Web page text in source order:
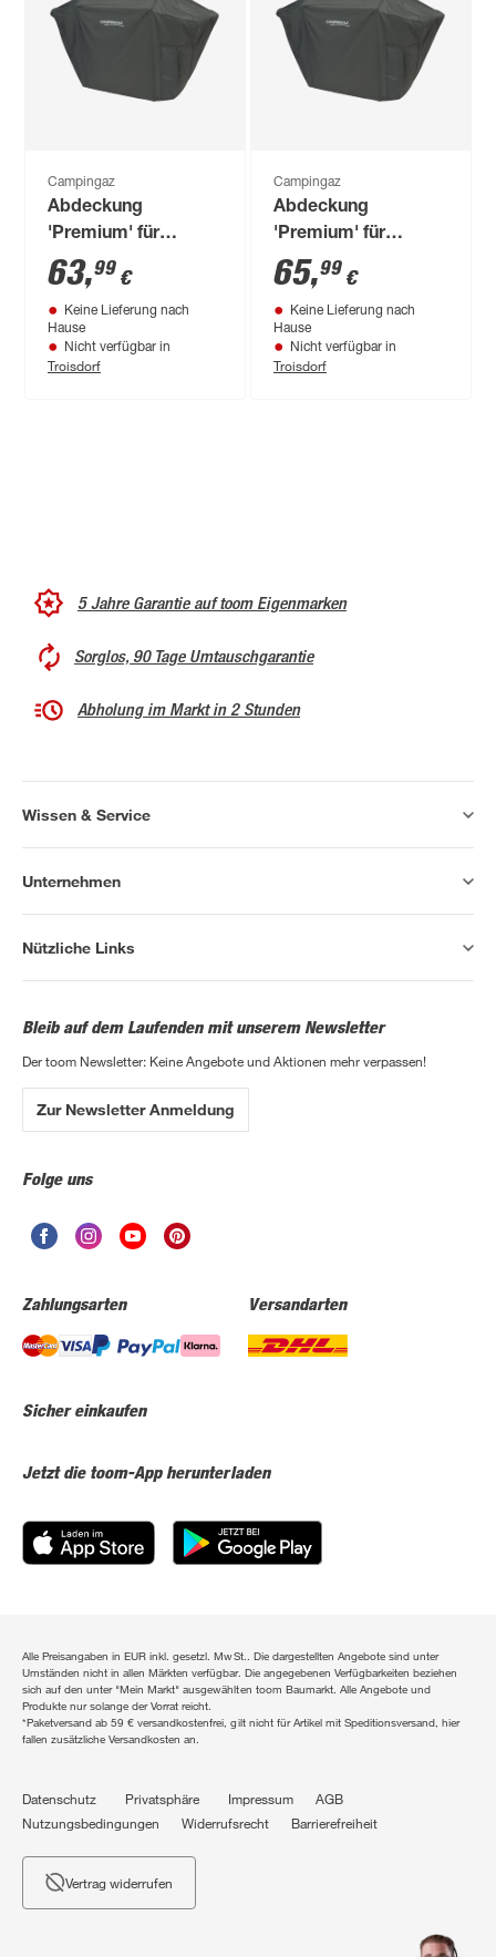
Campingaz
Abdeckung
'Premium' für
gasgrill Polyester
146 x 65 x 118 cm
63,99 €
Keine Lieferung nach
Hause
Nicht verfügbar in
Troisdorf
Campingaz
Abdeckung
'Premium' für
Gasgrill Polyester
159 x 65 x 118 cm
65,99 €
Keine Lieferung nach
Hause
Nicht verfügbar in
Troisdorf
5 Jahre Garantie auf toom Eigenmarken
Sorglos, 90 Tage Umtauschgarantie
Abholung im Markt in 2 Stunden
Wissen & Service
Unternehmen
Nützliche Links
Bleib auf dem Laufenden mit unserem Newsletter
Der toom Newsletter: Keine Angebote und Aktionen mehr verpassen!
Zur Newsletter Anmeldung
Folge uns
Zahlungsarten Versandarten
Sicher einkaufen
Jetzt die toom-App herunterladen
Alle Preisangaben in EUR inkl. gesetzl. MwSt.. Die dargestellten Angebote sind unter
Umständen nicht in allen Märkten verfügbar. Die angegebenen Verfügbarkeiten beziehen
sich auf den unter "Mein Markt" ausgewählten toom Baumarkt. Alle Angebote und
Produkte nur solange der Vorrat reicht.
*Paketversand ab 59 € versandkostenfrei, gilt nicht für Artikel mit Speditionsversand, hier
fallen zusätzliche Versandkosten an.
Datenschutz Privatsphäre Impressum
AGB
Nutzungsbedingungen
Widerrufsrecht Barrierefreiheit
Vertrag widerrufen